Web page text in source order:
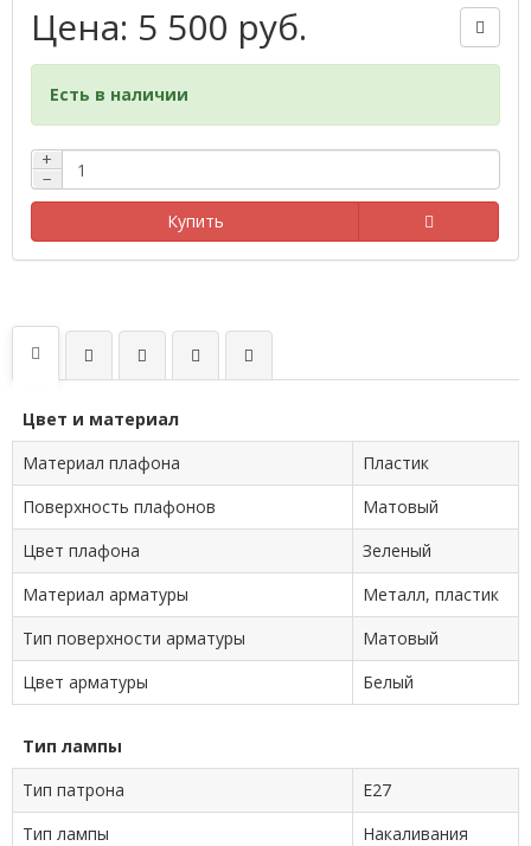
Цена: 5 500 руб.
Есть в наличии
+
−
Купить
Цвет и материал
Материал плафона
Пластик
Поверхность плафонов
Матовый
Цвет плафона
Зеленый
Материал арматуры
Металл, пластик
Тип поверхности арматуры
Матовый
Цвет арматуры
Белый
Тип лампы
Тип патрона
E27
Тип лампы
Накаливания